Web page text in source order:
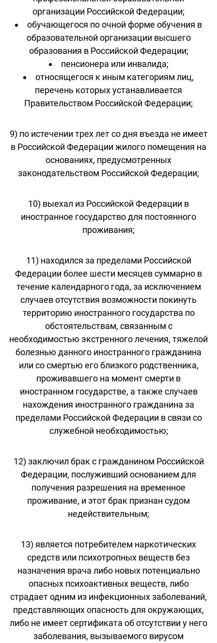
организации Российской Федерации;
обучающегося по очной форме обучения в
образовательной организации высшего
образования в Российской Федерации;
пенсионера или инвалида;
относящегося к иным категориям лиц,
перечень которых устанавливается
Правительством Российской Федерации;
9) по истечении трех лет со дня въезда не имеет
в Российской Федерации жилого помещения на
основаниях, предусмотренных
законодательством Российской Федерации;
10) выехал из Российской Федерации в
иностранное государство для постоянного
проживания;
11) находился за пределами Российской
Федерации более шести месяцев суммарно в
течение календарного года, за исключением
случаев отсутствия возможности покинуть
территорию иностранного государства по
обстоятельствам, связанным с
необходимостью экстренного лечения, тяжелой
болезнью данного иностранного гражданина
или со смертью его близкого родственника,
проживавшего на момент смерти в
иностранном государстве, а также случаев
нахождения иностранного гражданина за
пределами Российской Федерации в связи со
служебной необходимостью;
12) заключил брак с гражданином Российской
Федерации, послуживший основанием для
получения разрешения на временное
проживание, и этот брак признан судом
недействительным;
13) является потребителем наркотических
средств или психотропных веществ без
назначения врача либо новых потенциально
опасных психоактивных веществ, либо
страдает одним из инфекционных заболеваний,
представляющих опасность для окружающих,
либо не имеет сертификата об отсутствии у него
заболевания, вызываемого вирусом